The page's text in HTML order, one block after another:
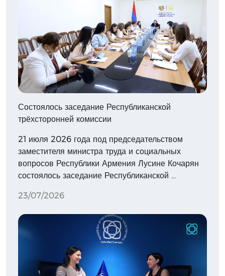
Состоялось заседание Республиканской
трёхсторонней комиссии
21 июля 2026 года под председательством
заместителя министра труда и социальных
вопросов Республики Армения Лусине Кочарян
состоялось заседание Республиканской …
23/07/2026